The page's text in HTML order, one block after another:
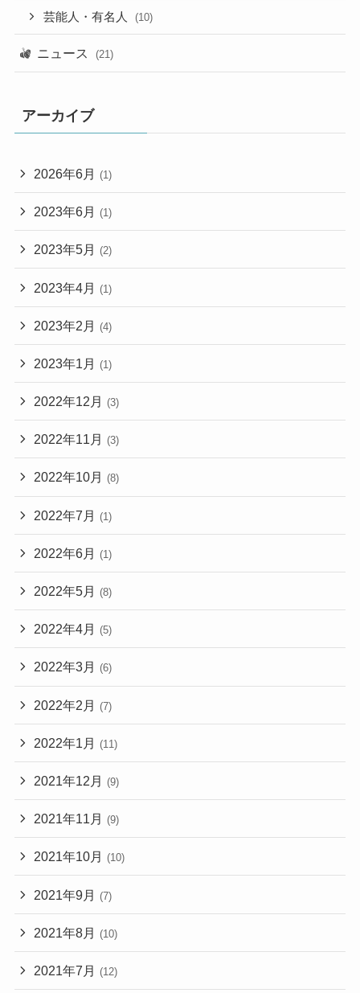
芸能人・有名人 (10)
ニュース (21)
アーカイブ
2026年6月 (1)
2023年6月 (1)
2023年5月 (2)
2023年4月 (1)
2023年2月 (4)
2023年1月 (1)
2022年12月 (3)
2022年11月 (3)
2022年10月 (8)
2022年7月 (1)
2022年6月 (1)
2022年5月 (8)
2022年4月 (5)
2022年3月 (6)
2022年2月 (7)
2022年1月 (11)
2021年12月 (9)
2021年11月 (9)
2021年10月 (10)
2021年9月 (7)
2021年8月 (10)
2021年7月 (12)